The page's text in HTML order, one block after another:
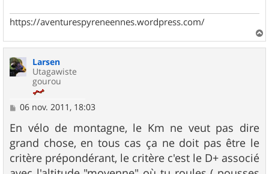
https://aventurespyreneennes.wordpress.com/
a
Larsen
Utagawiste
gourou
M
s
s
a
g
e
06 nov. 2011, 18:03
En vélo de montagne, le Km ne veut pas dire
grand chose, en tous cas ça ne doit pas être le
critère prépondérant, le critère c'est le D+ associé